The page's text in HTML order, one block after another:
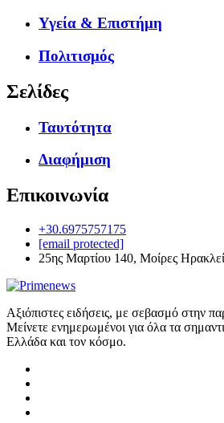
Υγεία & Επιστήμη
Πολιτισμός
Σελίδες
Ταυτότητα
Διαφήμιση
Επικοινωνία
+30.6975757175
[email protected]
25ης Μαρτίου 140, Μοίρες
Αξιόπιστες ειδήσεις, με σεβασμό στην
Μείνετε ενημερωμένοι για όλα τα
Ελλάδα και τον κόσμο.